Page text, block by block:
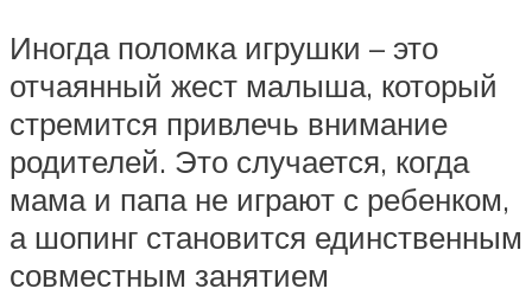
Иногда поломка игрушки – это
отчаянный жест малыша, который
стремится привлечь внимание
родителей. Это случается, когда
мама и папа не играют с ребенком,
а шопинг становится единственным
совместным занятием